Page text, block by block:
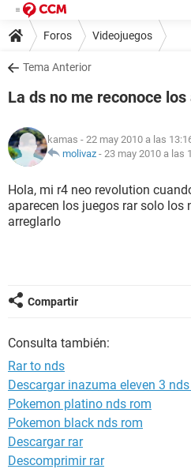
Foros Videojuegos
Tema Anterior
La ds no me reconoce
kamas - 22 may 2010 a las
molivaz - 23 may 2010 a las
Hola, mi r4 neo revolution
aparecen los juegos rar solo los
arreglarlo
Compartir
Consulta también:
Rar to nds
Descargar inazuma eleven 3
Pokemon platino nds rom
Pokemon black nds rom
Descargar rar
Descomprimir rar